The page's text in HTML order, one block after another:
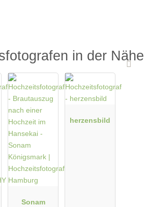
in der Nähe
Sonam
herzensbild